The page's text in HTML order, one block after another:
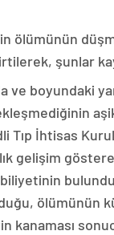
ölümünün
şunlar
ve boyundaki
Tıp İhtisas
gelişim
ölümünün
kanaması